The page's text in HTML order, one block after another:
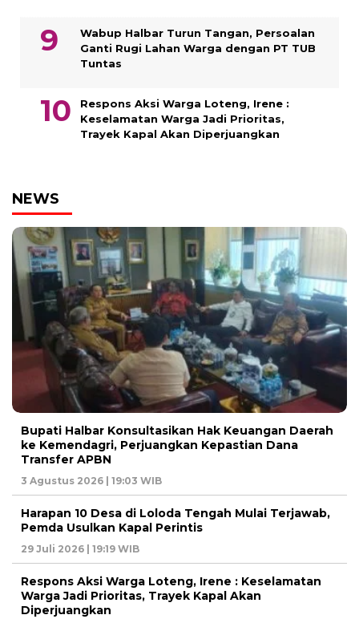
Wabup Halbar Turun Tangan, Persoalan
Ganti Rugi Lahan Warga dengan PT TUB
Tuntas
Respons Aksi Warga Loteng, Irene :
Keselamatan Warga Jadi Prioritas,
Trayek Kapal Akan Diperjuangkan
NEWS
Bupati Halbar Konsultasikan Hak Keuangan Daerah
ke Kemendagri, Perjuangkan Kepastian Dana
Transfer APBN
3 Agustus 2026 | 19:03 WIB
Harapan 10 Desa di Loloda Tengah Mulai Terjawab,
Pemda Usulkan Kapal Perintis
29 Juli 2026 | 19:19 WIB
Respons Aksi Warga Loteng, Irene : Keselamatan
Warga Jadi Prioritas, Trayek Kapal Akan
Diperjuangkan